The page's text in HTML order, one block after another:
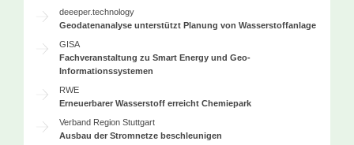
deeeper.technology
Geodatenanalyse unterstützt Planung von Wasserstoffanlage
GISA
Fachveranstaltung zu Smart Energy und Geo-
Informationssystemen
RWE
Erneuerbarer Wasserstoff erreicht Chemiepark
Verband Region Stuttgart
Ausbau der Stromnetze beschleunigen